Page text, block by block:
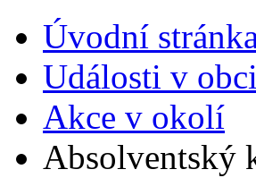
Úvodní
Události v obci
Akce v okolí
Absolventský